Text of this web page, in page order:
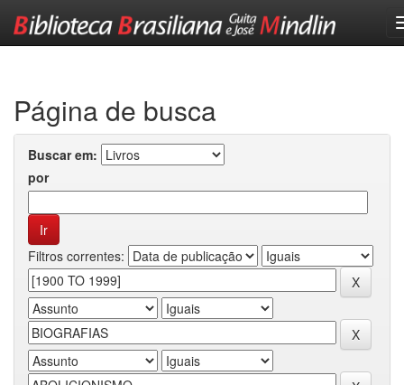
Página de busca
Buscar em:
por
Filtros correntes: